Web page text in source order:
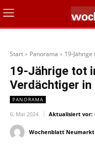
Start Panorama 19-
19-Jährige tot
Verdächtiger
PANORAMA
6. Mai 2024 Aktualisiert vor:
Wochenblatt Neumarkt